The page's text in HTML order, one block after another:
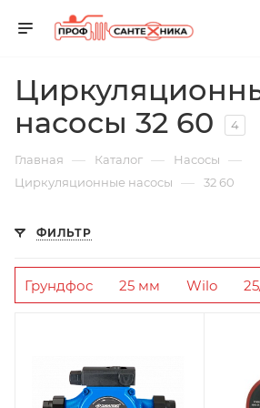
насосы 32 60
4
Главная — Каталог — Насосы —
Циркуляционные насосы — 32 60
ФИЛЬТР
Грундфос 25 мм Wilo
130 мм
Частотные
Напор 8 метров
25/